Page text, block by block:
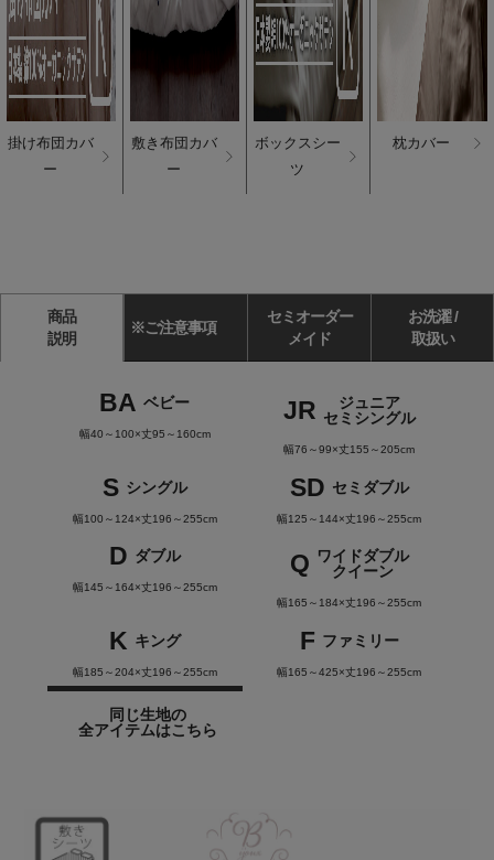
掛け布団カバ
ー
敷き布団カバ
ー
ボックスシー
ツ
枕カバー
商品
説明
※ご注意事項
セミオーダー
メイド
お洗濯 /
取扱い
BA ベビー
幅40～100×丈95～160cm
JR
ジュニア
セミシングル
幅76～99×丈155～205cm
S シングル
幅100～124×丈196～255cm
SD セミダブル
幅125～144×丈196～255cm
D ダブル
幅145～164×丈196～255cm
Q ワイドダブル
クイーン
幅165～184×丈196～255cm
K キング
幅185～204×丈196～255cm
F ファミリー
幅165～425×丈196～255cm
同じ生地の
全アイテムはこちら